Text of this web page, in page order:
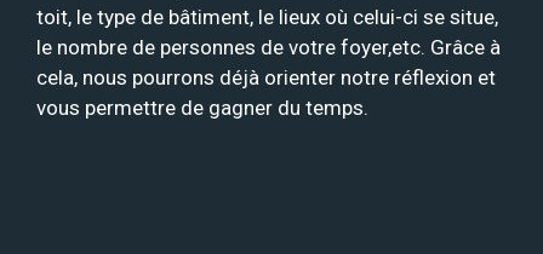
toit, le type de bâtiment, le lieux où celui-ci se situe,
le nombre de personnes de votre foyer,etc. Grâce à
cela, nous pourrons déjà orienter notre réflexion et
vous permettre de gagner du temps.